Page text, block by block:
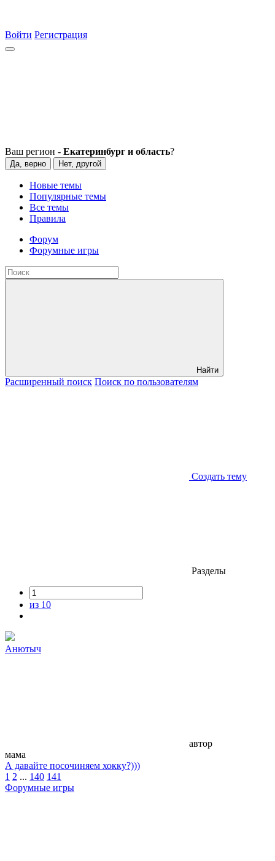
Войти Регистрация
Ваш регион - Екатеринбург и область?
Да, верно Нет, другой
Новые темы
Популярные темы
Все темы
Правила
Форум
Форумные игры
Найти
Расширенный поиск Поиск по пользователям
Создать тему
Разделы
из 10
Анютыч
автор
мама
А давайте посочиняем хокку?)))
1 2 ... 140 141
Форумные игры